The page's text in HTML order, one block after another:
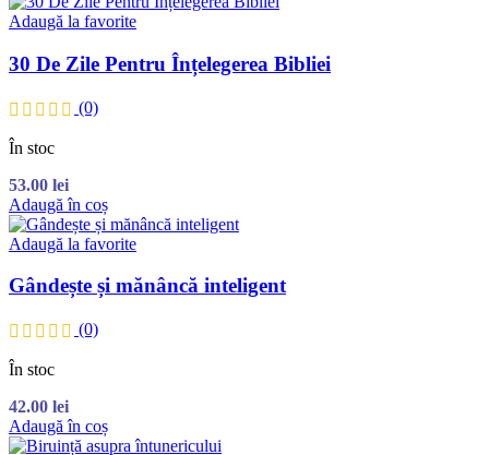
Adaugă la favorite
30 De Zile Pentru Înțelegerea Bibliei
(0)
În stoc
53.00 lei
Adaugă în coș
Adaugă la favorite
Gândește și mănâncă inteligent
(0)
În stoc
42.00 lei
Adaugă în coș